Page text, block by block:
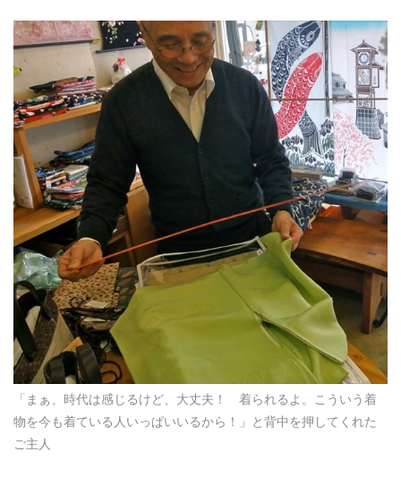
「まぁ、時代は感じるけど、大丈夫！ 着られるよ。こういう着
物を今も着ている人いっぱいいるから！」と背中を押してくれた
ご主人